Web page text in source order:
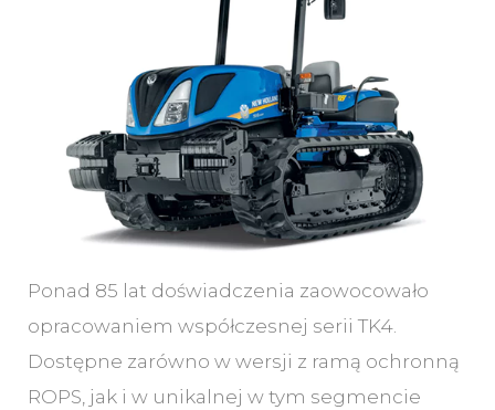
Ponad 85 lat doświadczenia zaowocowało
opracowaniem współczesnej serii TK4.
Dostępne zarówno w wersji z ramą ochronną
ROPS, jak i w unikalnej w tym segmencie